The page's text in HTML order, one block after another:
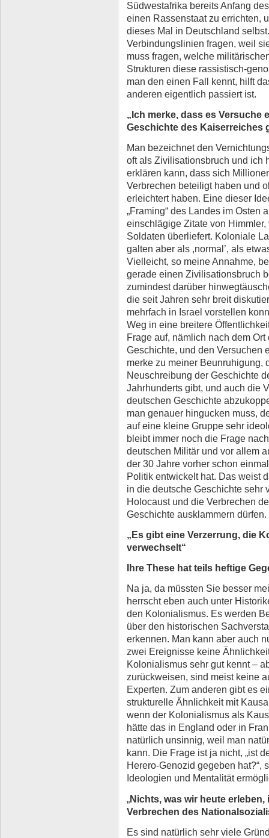
Südwestafrika bereits Anfang
einen Rassenstaat zu errichten,
dieses Mal in Deutschland
Verbindungslinien fragen, weil
muss fragen, welche
Strukturen diese rassistisch-
man den einen Fall kennt, hilft
anderen eigentlich passiert ist.
„Ich merke, dass es
Geschichte des Kaiserreiches
Man bezeichnet den
oft als Zivilisationsbruch und ich
erklären kann, dass sich
Verbrechen beteiligt haben und
erleichtert haben. Eine dieser
„Framing“ des Landes im Osten
einschlägige Zitate von
Soldaten überliefert. Koloniale
galten aber als ,normal’, als
Vielleicht, so meine Annahme,
gerade einen Zivilisationsbruch
zumindest darüber
die seit Jahren sehr breit
mehrfach in Israel vorstellen
Weg in eine breitere
Frage auf, nämlich nach dem
Geschichte, und den Versuchen
merke zu meiner Beunruhigung,
Neuschreibung der Geschichte
Jahrhunderts gibt, und auch die
deutschen Geschichte
man genauer hingucken muss,
auf eine kleine Gruppe sehr
bleibt immer noch die Frage
deutschen Militär und vor allem
der 30 Jahre vorher schon
Politik entwickelt hat. Das weist
in die deutsche Geschichte sehr
Holocaust und die Verbrechen
Geschichte ausklammern dürfen.
„Es gibt eine Verzerrung, die
verwechselt“
Ihre These hat teils heftige
Na ja, da müssten Sie besser
herrscht eben auch unter
den Kolonialismus. Es werden
über den historischen
erkennen. Man kann aber auch
zwei Ereignisse keine
Kolonialismus sehr gut kennt –
zurückweisen, sind meist keine
Experten. Zum anderen gibt es
strukturelle Ähnlichkeit mit
wenn der Kolonialismus als
hätte das in England oder in
natürlich unsinnig, weil man
kann. Die Frage ist ja nicht, „ist
Herero-Genozid gegeben hat?“,
Ideologien und Mentalität
„Nichts, was wir heute
Verbrechen des
Es sind natürlich sehr viele